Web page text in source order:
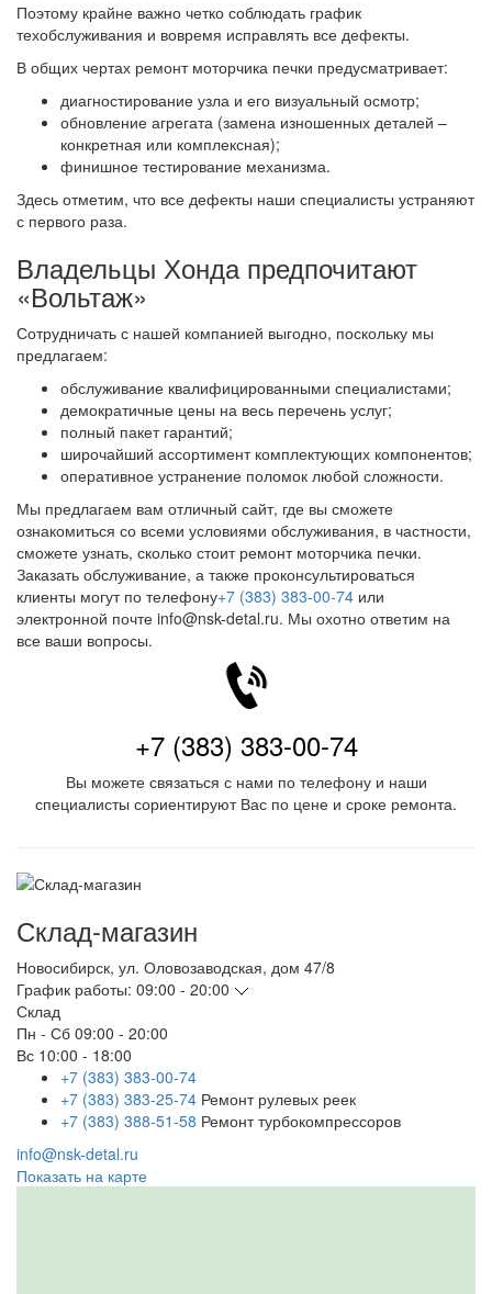
Поэтому крайне важно четко соблюдать график
техобслуживания и вовремя исправлять все дефекты.
В общих чертах ремонт моторчика печки предусматривает:
диагностирование узла и его визуальный осмотр;
обновление агрегата (замена изношенных деталей –
конкретная или комплексная);
финишное тестирование механизма.
Здесь отметим, что все дефекты наши специалисты устраняют
с первого раза.
Владельцы Хонда предпочитают
«Вольтаж»
Сотрудничать с нашей компанией выгодно, поскольку мы
предлагаем:
обслуживание квалифицированными специалистами;
демократичные цены на весь перечень услуг;
полный пакет гарантий;
широчайший ассортимент комплектующих компонентов;
оперативное устранение поломок любой сложности.
Мы предлагаем вам отличный сайт, где вы сможете
ознакомиться со всеми условиями обслуживания, в частности,
сможете узнать, сколько стоит ремонт моторчика печки.
Заказать обслуживание, а также проконсультироваться
клиенты могут по телефону+7 (383) 383-00-74 или
электронной почте info@nsk-detal.ru. Мы охотно ответим на
все ваши вопросы.
+7 (383) 383-00-74
Вы можете связаться с нами по телефону и наши
специалисты сориентируют Вас по цене и сроке ремонта.
Склад-магазин
Новосибирск, ул. Оловозаводская, дом 47/8
График работы: 09:00 - 20:00
Склад
Пн - Сб 09:00 - 20:00
Вс 10:00 - 18:00
+7 (383) 383-00-74
+7 (383) 383-25-74 Ремонт рулевых реек
+7 (383) 388-51-58 Ремонт турбокомпрессоров
info@nsk-detal.ru
Показать на карте